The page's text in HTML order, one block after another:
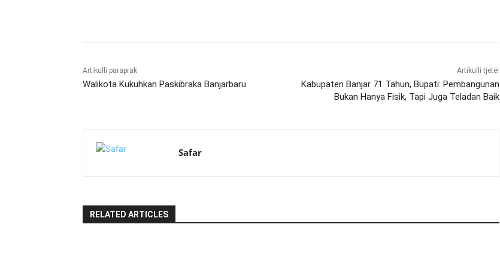
Artikulli paraprak
Walikota Kukuhkan Paskibraka Banjarbaru
Artikulli tjetër
Kabupaten Banjar 71 Tahun, Bupati: Pembangunan
Bukan Hanya Fisik, Tapi Juga Teladan Baik
Safar
RELATED ARTICLES